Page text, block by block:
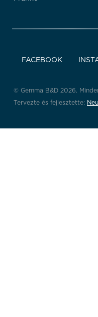
FACEBOOK
© Gemma B&D 2026.
Tervezte és fejlesztette: